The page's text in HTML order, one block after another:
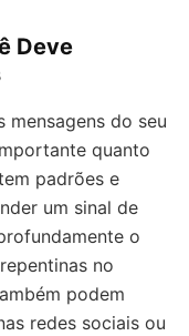
Deve
mensagens do seu
quanto
padrões e
um sinal de
o
no
podem
redes sociais ou